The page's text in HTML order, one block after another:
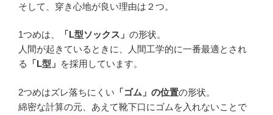
そして、穿き心地が良い理由は２つ。
1つめは、 「L型ソックス」 の形状。
人間が起きているときに、人間工学的に一番最適とされ
る
「L型」 を採用しています。
2つめはズレ落ちにくい 「ゴム」の位置の形状。
綿密な計算の元、あえて靴下口にゴムを入れないことで